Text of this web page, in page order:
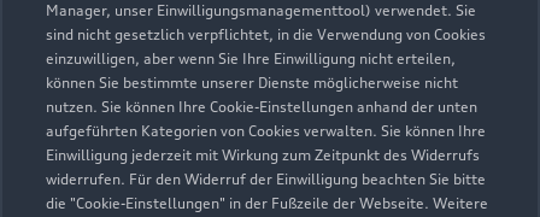
Manager, unser Einwilligungsmanagementtool) verwendet. Sie
sind nicht gesetzlich verpflichtet, in die Verwendung von Cookies
einzuwilligen, aber wenn Sie Ihre Einwilligung nicht erteilen,
können Sie bestimmte unserer Dienste möglicherweise nicht
nutzen. Sie können Ihre Cookie-Einstellungen anhand der unten
aufgeführten Kategorien von Cookies verwalten. Sie können Ihre
Einwilligung jederzeit mit Wirkung zum Zeitpunkt des Widerrufs
widerrufen. Für den Widerruf der Einwilligung beachten Sie bitte
die "Cookie-Einstellungen" in der Fußzeile der Webseite. Weitere